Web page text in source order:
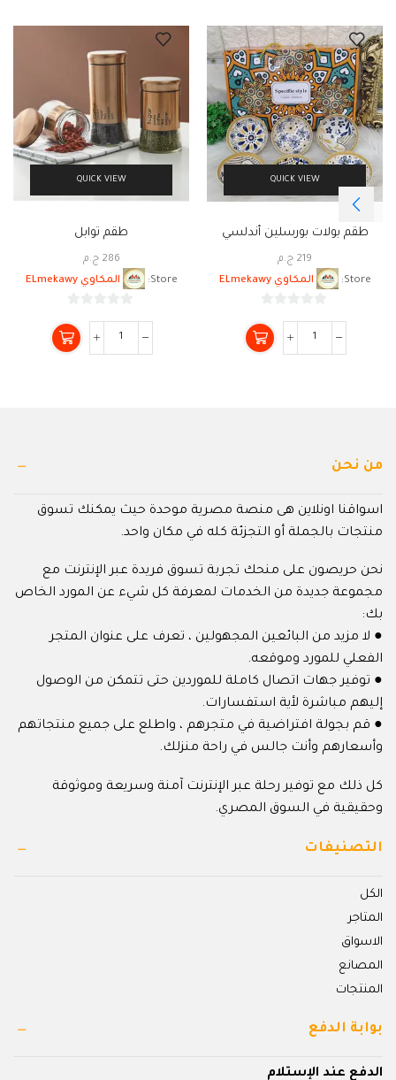
QUICK VIEW
طقم بولات بورسلين أندلسي
219 ج.م
Store:
المكاوي ELmekawy
من
5
QUICK VIEW
طقم توابل
286 ج.م
Store:
المكاوي ELmekawy
من
5
من نحن
اسواقنا اونلاين هى منصة مصرية موحدة حيث يمكنك تسوق
منتجات بالجملة أو التجزئة كله في مكان واحد.
نحن حريصون على منحك تجربة تسوق فريدة عبر الإنترنت مع
مجموعة جديدة من الخدمات لمعرفة كل شيء عن المورد الخاص
بك:
● لا مزيد من البائعين المجهولين ، تعرف على عنوان المتجر
الفعلي للمورد وموقعه.
● توفير جهات اتصال كاملة للموردين حتى تتمكن من الوصول
إليهم مباشرة لأية استفسارات.
● قم بجولة افتراضية في متجرهم ، واطلع على جميع منتجاتهم
وأسعارهم وأنت جالس في راحة منزلك.
كل ذلك مع توفير رحلة عبر الإنترنت آمنة وسريعة وموثوقة
وحقيقية في السوق المصري.
التصنيفات
الكل
المتاجر
الاسواق
المصانع
المنتجات
بوابة الدفع
الدفع عند الإستلام